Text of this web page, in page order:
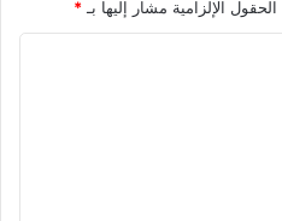
الحقول الإلزامية مشار إليها بـ*